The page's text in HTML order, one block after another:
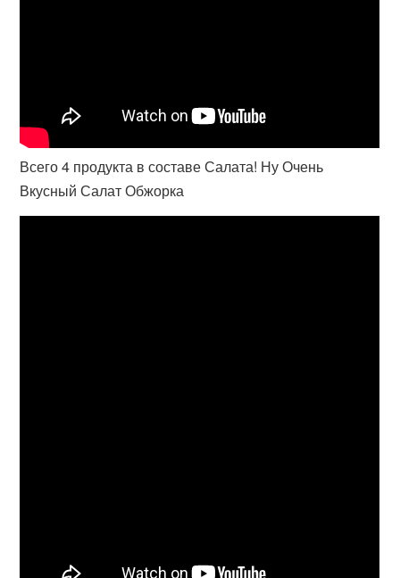
Всего 4 продукта в составе Салата! Ну Очень
Вкусный Салат Обжорка